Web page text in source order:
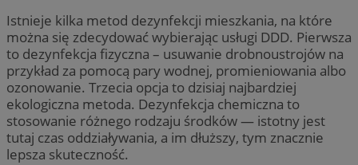
Istnieje kilka metod dezynfekcji mieszkania, na które
można się zdecydować wybierając usługi DDD. Pierwsza
to dezynfekcja fizyczna – usuwanie drobnoustrojów na
przykład za pomocą pary wodnej, promieniowania albo
ozonowanie. Trzecia opcja to dzisiaj najbardziej
ekologiczna metoda. Dezynfekcja chemiczna to
stosowanie różnego rodzaju środków — istotny jest
tutaj czas oddziaływania, a im dłuższy, tym znacznie
lepsza skuteczność.